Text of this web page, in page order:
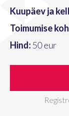
Kuupäev ja
Toimumise
Hind:50 eur